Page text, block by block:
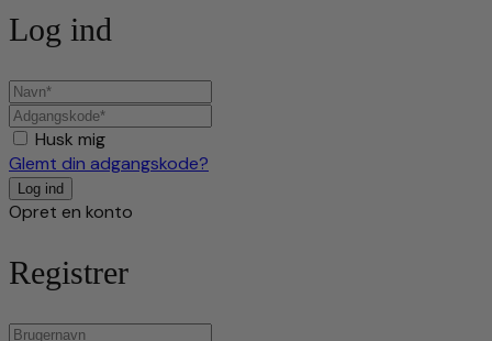
Log ind
Husk mig
Glemt din adgangskode?
Opret en konto
Registrer